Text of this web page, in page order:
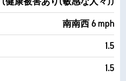
南南西 6 mph
1.5
1.5